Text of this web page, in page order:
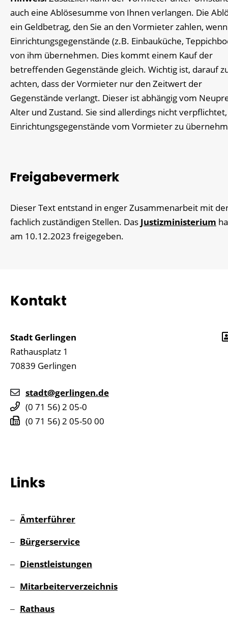
auch eine Ablösesumme von Ihnen verlangen. Die
ein Geldbetrag, den Sie an den Vormieter zahlen,
Einrichtungsgegenstände (z.B. Einbauküche,
von ihm übernehmen. Dies kommt einem Kauf der
betreffenden Gegenstände gleich. Wichtig ist, darauf
achten, dass der Vormieter nur den Zeitwert der
Gegenstände verlangt. Dieser ist abhängig vom
Alter und Zustand. Sie sind allerdings nicht verpflichtet,
Einrichtungsgegenstände vom Vormieter zu
Freigabevermerk
Dieser Text entstand in enger Zusammenarbeit mit
fachlich zuständigen Stellen. Das Justizministerium
am 10.12.2023 freigegeben.
Kontakt
Stadt Gerlingen
Rathausplatz 1
70839 Gerlingen
stadt@gerlingen.de
(0 71 56) 2 05-0
(0 71 56) 2 05-50 00
Links
Ämterführer
Bürgerservice
Dienstleistungen
Mitarbeiterverzeichnis
Rathaus